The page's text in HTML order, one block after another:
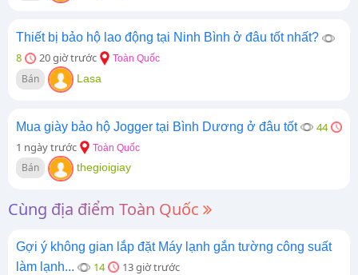
Thiết bị bảo hộ lao động tại Ninh Bình ở đâu tốt nhất?
8 20 giờ trước Toàn Quốc
Bán Lasa
Mua giày bảo hộ Jogger tại Bình Dương ở đâu tốt
44
1 ngày trước
Toàn Quốc
Bán thegioigiay
Cùng địa điểm Toàn Quốc
Gợi ý không gian lắp đặt Máy lạnh gắn tường công suất
làm lạnh...
14 13 giờ trước